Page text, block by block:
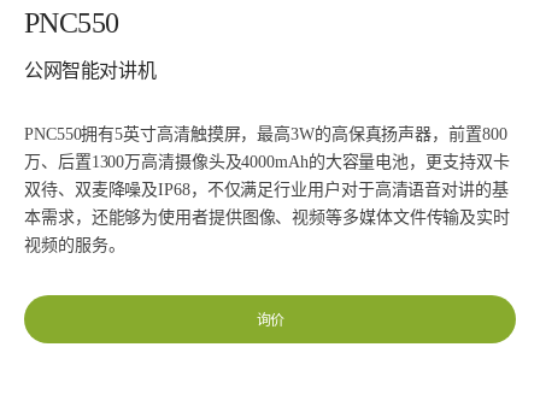
PNC550
公网智能对讲机
PNC550拥有5英寸高清触摸屏，最高3W的高保真扬声器，前置800
万、后置1300万高清摄像头及4000mAh的大容量电池，更支持双卡
双待、双麦降噪及IP68，不仅满足行业用户对于高清语音对讲的基
本需求，还能够为使用者提供图像、视频等多媒体文件传输及实时
视频的服务。
询价